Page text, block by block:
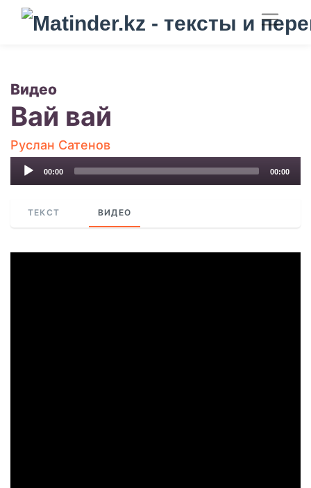
Видео
Вай вай
Руслан Сатенов
Audio
00:00 00:00
ТЕКСТ ВИДЕО